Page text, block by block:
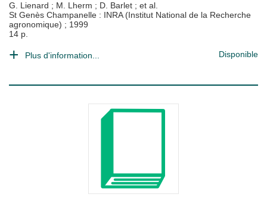
G. Lienard ; M. Lherm ; D. Barlet ; et al.
St Genès Champanelle : INRA (Institut National de la Recherche
agronomique) ; 1999
14 p.
Plus d'information... Disponible